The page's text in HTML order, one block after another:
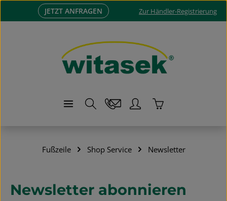
Zum Hauptinhalt springen
JETZT ANFRAGEN Zur Händler-Registrierung
Warenkorb
Fußzeile Shop Service Newsletter
Newsletter abonnieren